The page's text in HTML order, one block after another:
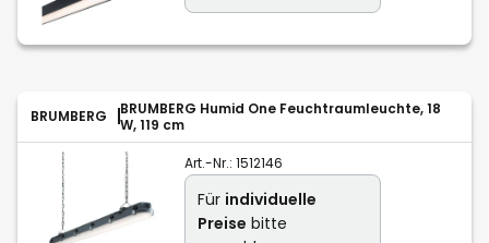
BRUMBERG
BRUMBERG Humid One Feuchtraumleuchte, 18
W, 119 cm
Art.-Nr.: 1512146
Für individuelle
Preise bitte